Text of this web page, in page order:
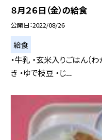
８月２６日（金）の給食
公開日 2022/08/26
給食
・牛乳 ・玄米入りごはん（
き ・ゆで枝豆 ・じ...